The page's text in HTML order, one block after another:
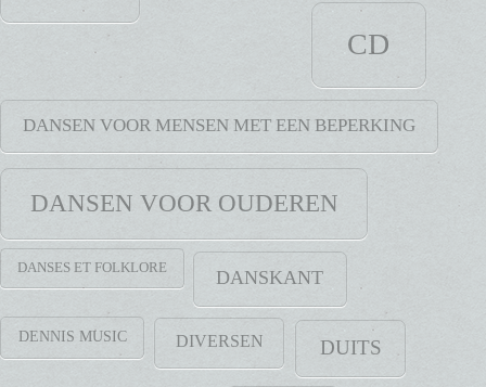
CD
DANSEN VOOR MENSEN MET EEN BEPERKING
DANSEN VOOR OUDEREN
DANSES ET FOLKLORE DANSKANT
DENNIS MUSIC DIVERSEN DUITS